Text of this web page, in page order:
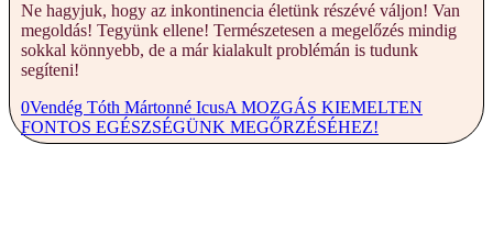
Ne hagyjuk, hogy az inkontinencia életünk részévé váljon! Van
megoldás! Tegyünk ellene! Természetesen a megelőzés mindig
sokkal könnyebb, de a már kialakult problémán is tudunk
segíteni!
0Vendég Tóth Mártonné IcusA MOZGÁS KIEMELTEN
FONTOS EGÉSZSÉGÜNK MEGŐRZÉSÉHEZ!